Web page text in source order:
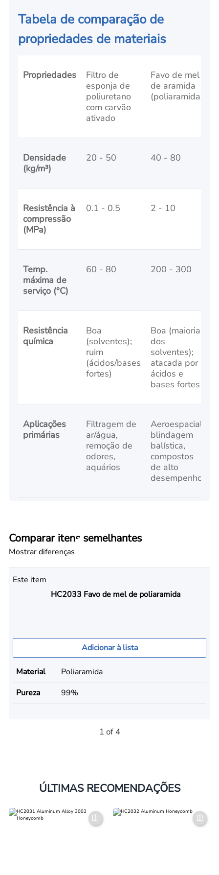
Tabela de comparação de
propriedades de materiais
Propriedades
Filtro de
esponja de
poliuretano
com carvão
ativado
Favo de mel
de aramida
(poliaramida)
Densidade
(kg/m³)
20 - 50 40 - 80
Resistência à
compressão
(MPa)
0.1 - 0.5 2 - 10
Temp.
máxima de
serviço (°C)
60 - 80 200 - 300
Resistência
química
Boa
(solventes);
ruim
(ácidos/bases
fortes)
Boa (maioria
dos
solventes);
atacada por
ácidos e
bases fortes
Aplicações
primárias
Filtragem de
ar/água,
remoção de
odores,
aquários
Aeroespacial,
blindagem
balística,
compostos
de alto
desempenho
Comparar itens semelhantes
Mostrar diferenças
Este item
HC2033 Favo de mel de poliaramida
Adicionar à lista
Material
Poliaramida
Pureza
99%
1 of 4
ÚLTIMAS RECOMENDAÇÕES